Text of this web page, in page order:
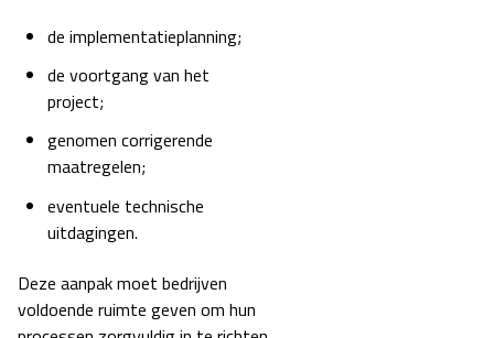
de implementatieplanning;
de voortgang van het
project;
genomen corrigerende
maatregelen;
eventuele technische
uitdagingen.
Deze aanpak moet bedrijven
voldoende ruimte geven om hun